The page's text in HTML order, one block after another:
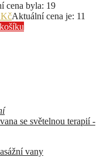
cena byla: 19
KčAktuální cena je: 11
vany